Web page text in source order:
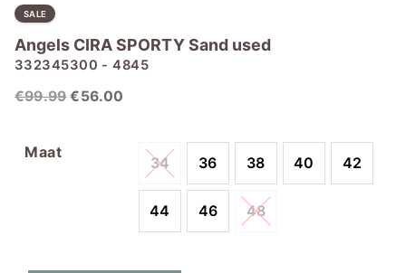
SALE
Angels CIRA SPORTY Sand used
332345300 - 4845
€99.99 Oorspronkelijke
€56.00
€56.00.
Maat
34 36 38 40 42
44 46 48